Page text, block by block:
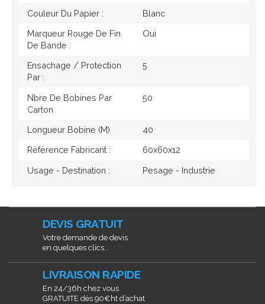
Couleur Du Papier : Blanc
Marqueur Rouge De Fin
De Bande :
Oui
Ensachage / Protection
Par :
5
Nbre De Bobines Par
Carton
50
Longueur Bobine (M) 40
Référence Fabricant : 60x60x12
Usage - Destination : Pesage - Industrie
DEVIS GRATUIT
Votre demande de devis
en quelques clics...
LIVRAISON RAPIDE
En 24/36h chez vous
GRATUITE dès 90€ht d’achat